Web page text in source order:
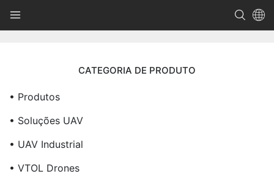
CATEGORIA DE PRODUTO
• Produtos
• Soluções UAV
• UAV Industrial
• VTOL Drones